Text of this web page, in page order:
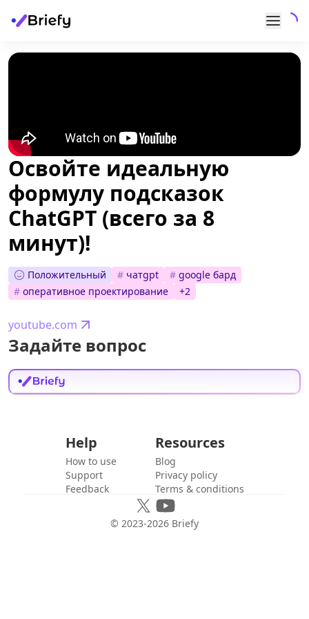
Освойте идеальную
формулу подсказок
ChatGPT (всего за 8
минут)!
Положительный # чатgpt # google бард
# оперативное проектирование +2
youtube.com
Задайте вопрос
Help
How to use
Support
Feedback
Resources
Blog
Privacy policy
Terms & conditions
© 2023-2026 Briefy